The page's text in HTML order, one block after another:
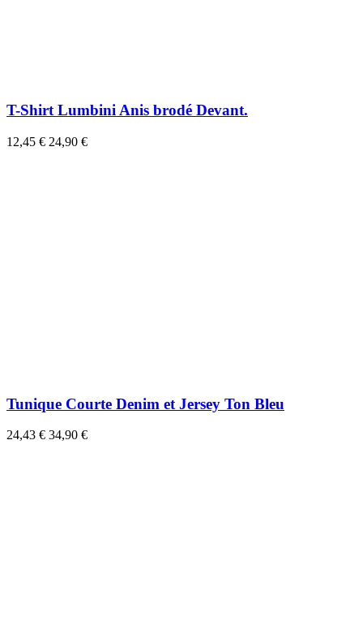
T-Shirt Lumbini Anis brodé Devant.
12,45 € 24,90 €
Tunique Courte Denim et Jersey Ton Bleu
24,43 € 34,90 €